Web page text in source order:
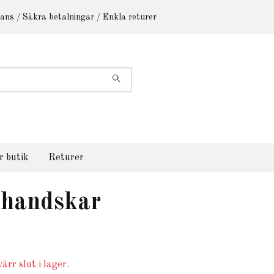
/ Säkra betalningar / Enkla returer
butik Returer
slut i lager.